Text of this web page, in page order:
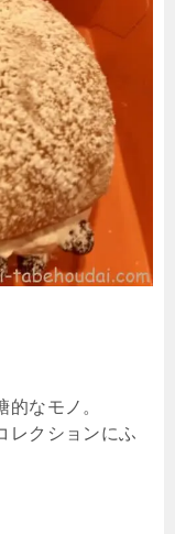
なモノ。
レクションにふ